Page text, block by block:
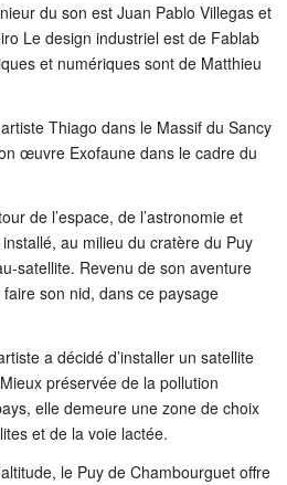
du son est Juan Pablo Villegas et
Le design industriel est de Fablab
et numériques sont de Matthieu
Thiago dans le Massif du Sancy
œuvre Exofaune dans le cadre du
de l’espace, de l’astronomie et
au milieu du cratère du Puy
satellite. Revenu de son aventure
son nid, dans ce paysage
a décidé d’installer un satellite
préservée de la pollution
elle demeure une zone de choix
et de la voie lactée.
le Puy de Chambourguet offre